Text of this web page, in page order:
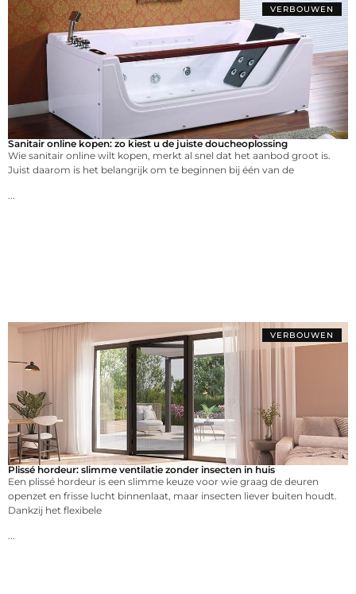
VERBOUWEN
Sanitair online kopen: zo kiest u de juiste doucheoplossing
Wie sanitair online wilt kopen, merkt al snel dat het aanbod groot is.
Juist daarom is het belangrijk om te beginnen bij één van de
...
VERBOUWEN
Plissé hordeur: slimme ventilatie zonder insecten in huis
Een plissé hordeur is een slimme keuze voor wie graag de deuren
openzet en frisse lucht binnenlaat, maar insecten liever buiten houdt.
Dankzij het flexibele
...